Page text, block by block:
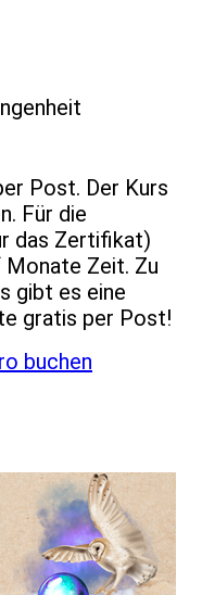
Post. Der Kurs
Für die
das Zertifikat)
Zeit. Zu
gibt es eine
gratis per Post!
buchen